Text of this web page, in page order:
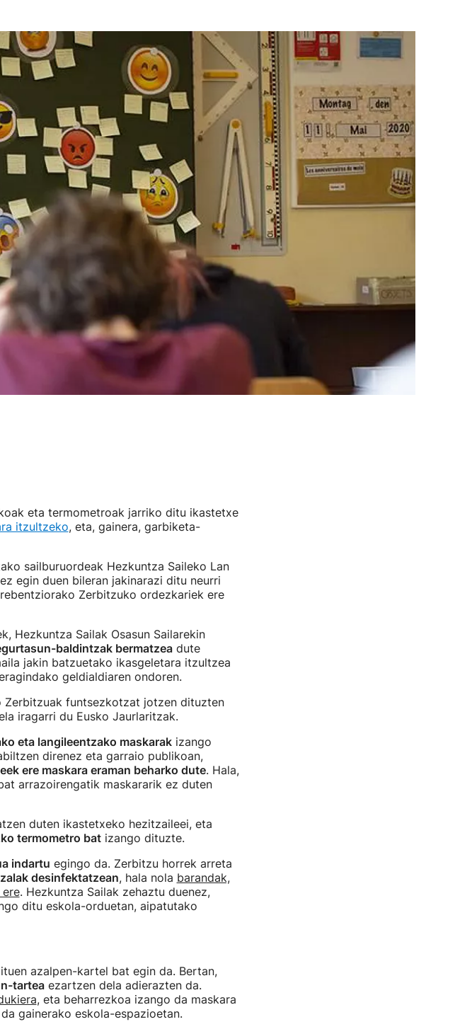
eta termometroak jarriko ditu ikastetxe
itzultzeko, eta, gainera, garbiketa-
sailburuordeak Hezkuntza Saileko Lan
egin duen bileran jakinarazi ditu neurri
Zerbitzuko ordezkariek ere
Hezkuntza Sailak Osasun Sailarekin
baldintzak bermatzeadute
jakin batzuetako ikasgeletara itzultzea
geldialdiaren ondoren.
Zerbitzuak funtsezkotzat jotzen dituzten
iragarri du Eusko Jaurlaritzak.
eta langileentzako maskarakizango
direnez eta garraio publikoan,
ere maskara eraman beharko dute. Hala,
arrazoirengatik maskararik ez duten
duten ikastetxeko hezitzaileei, eta
termometro batizango dituzte.
indartu egingo da. Zerbitzu horrek arreta
desinfektatzean, hala nola barandak,
. Hezkuntza Sailak zehaztu duenez,
ditu eskola-orduetan, aipatutako
azalpen-kartel bat egin da. Bertan,
tarteaezartzen dela adierazten da.
, eta beharrezkoa izango da maskara
gainerako eskola-espazioetan.